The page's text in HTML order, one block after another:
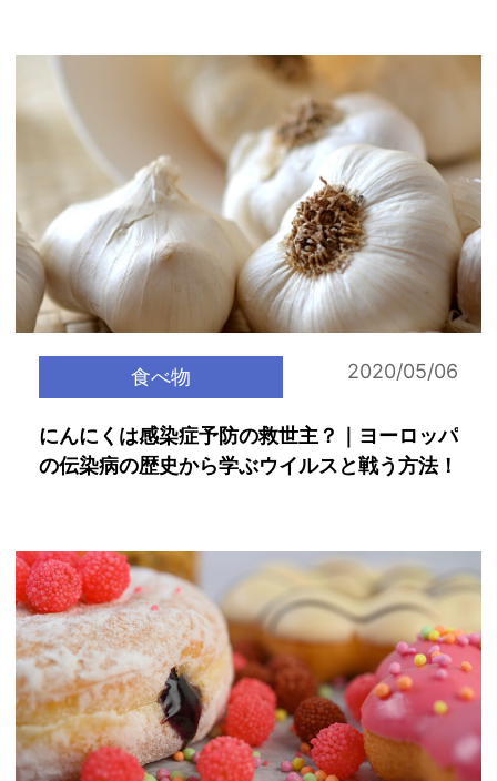
食べ物 2020/05/06
にんにくは感染症予防の救世主？｜ヨーロッパ
の伝染病の歴史から学ぶウイルスと戦う方法！